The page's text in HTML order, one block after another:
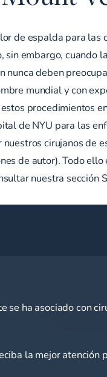
de espalda para las
embargo, cuando
nunca deben
mundial y con
procedimientos
de NYU para las
cirujanos de
de autor). Todo
nuestra sección
se ha asociado con
la mejor atención